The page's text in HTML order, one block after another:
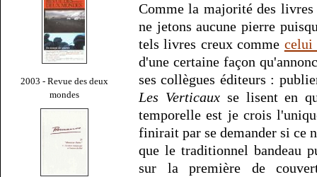
2003 - Revue des deux
mondes
Comme la majorité des
ne jetons aucune pierre
tels livres creux comme celui
d'une certaine façon
ses collègues éditeurs :
Les Verticauxse lisent en
temporelle est je crois
finirait par se demander si ce
que le traditionnel bandeau
sur la première de